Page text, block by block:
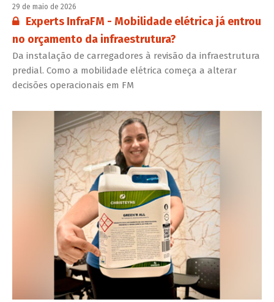
29 de maio de 2026
Conteúdo restrito:
Experts InfraFM - Mobilidade elétrica já entrou
no orçamento da infraestrutura?
Da instalação de carregadores à revisão da infraestrutura
predial. Como a mobilidade elétrica começa a alterar
decisões operacionais em FM